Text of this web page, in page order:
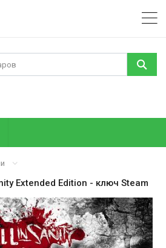
Extended Edition - ключ Steam